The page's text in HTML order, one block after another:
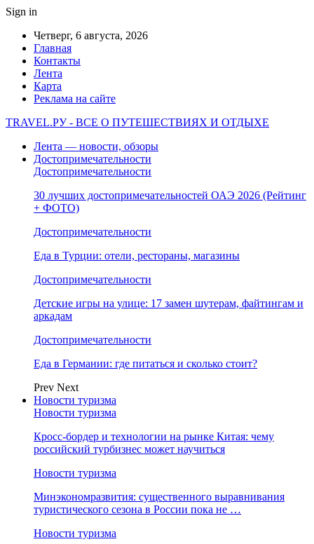
Sign in
Четверг, 6 августа, 2026
Главная
Контакты
Лента
Карта
Реклама на сайте
TRAVEL.РУ - ВСЕ О ПУТЕШЕСТВИЯХ И ОТДЫХЕ
Лента — новости, обзоры
Достопримечательности
Достопримечательности
30 лучших достопримечательностей ОАЭ 2026 (Рейтинг
+ ФОТО)
Достопримечательности
Еда в Турции: отели, рестораны, магазины
Достопримечательности
Детские игры на улице: 17 замен шутерам, файтингам и
аркадам
Достопримечательности
Еда в Германии: где питаться и сколько стоит?
Prev Next
Новости туризма
Новости туризма
Кросс-бордер и технологии на рынке Китая: чему
российский турбизнес может научиться
Новости туризма
Минэкономразвития: существенного выравнивания
туристического сезона в России пока не …
Новости туризма